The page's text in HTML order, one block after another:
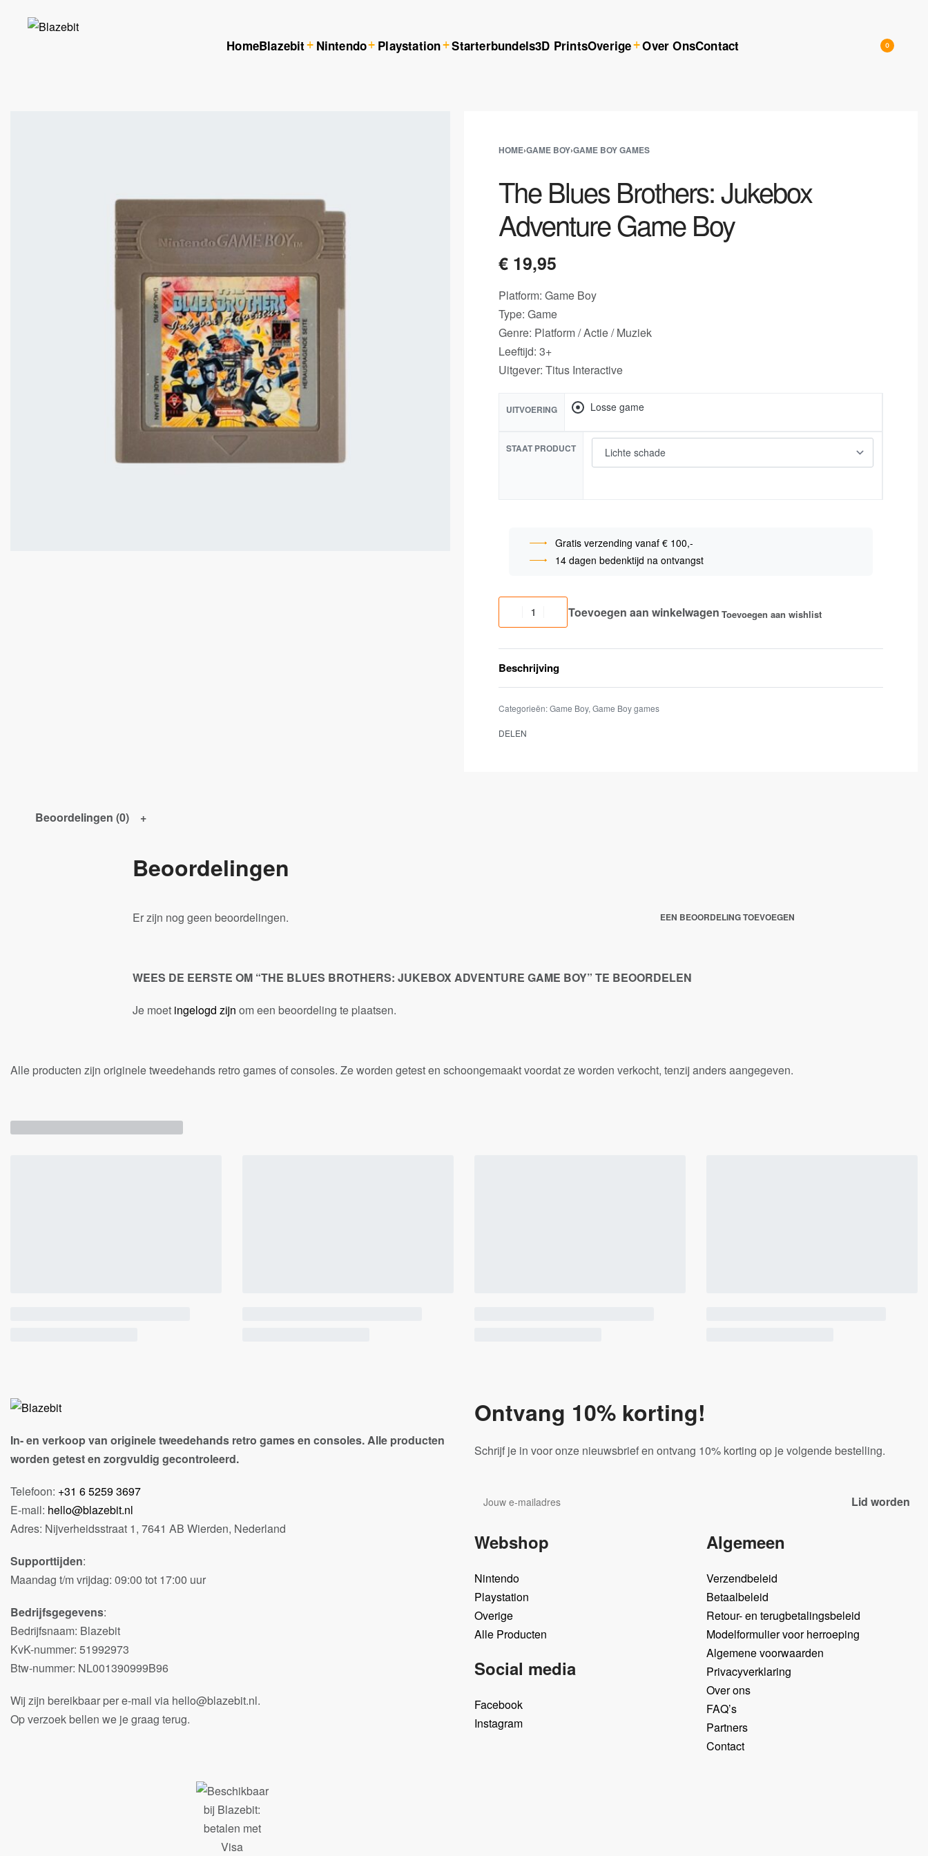
HomeBlazebit Nintendo Playstation Starterbundels3D PrintsOverige Over OnsContact 0
HOME›GAME BOY›GAME BOY GAMES
The Blues Brothers: Jukebox
Adventure Game Boy
€ 19,95
Platform: Game Boy
Type: Game
Genre: Platform / Actie / Muziek
Leeftijd: 3+
Uitgever: Titus Interactive
UITVOERING Losse game
STAAT PRODUCT
Gratis verzending vanaf € 100,-
14 dagen bedenktijd na ontvangst
Toevoegen aan winkelwagen Toevoegen aan wishlist
Beschrijving
Categorieën:Game Boy, Game Boy games
DELEN
Beoordelingen (0)
Beoordelingen
Er zijn nog geen beoordelingen. EEN BEOORDELING TOEVOEGEN
WEES DE EERSTE OM “THE BLUES BROTHERS: JUKEBOX ADVENTURE GAME BOY” TE BEOORDELEN
Je moet ingelogd zijn om een beoordeling te plaatsen.
Alle producten zijn originele tweedehands retro games of consoles. Ze worden getest en schoongemaakt voordat ze worden verkocht, tenzij anders aangegeven.
In- en verkoop van originele tweedehands retro games en consoles. Alle producten
worden getest en zorgvuldig gecontroleerd.
Telefoon: +31 6 5259 3697
E-mail: hello@blazebit.nl
Adres: Nijverheidsstraat 1, 7641 AB Wierden, Nederland
Supporttijden:
Maandag t/m vrijdag: 09:00 tot 17:00 uur
Bedrijfsgegevens:
Bedrijfsnaam: Blazebit
KvK-nummer: 51992973
Btw-nummer: NL001390999B96
Wij zijn bereikbaar per e-mail via hello@blazebit.nl.
Op verzoek bellen we je graag terug.
Ontvang 10% korting!
Schrijf je in voor onze nieuwsbrief en ontvang 10% korting op je volgende bestelling.
Webshop
Nintendo
Playstation
Overige
Alle Producten
Social media
Facebook
Instagram
Algemeen
Verzendbeleid
Betaalbeleid
Retour- en terugbetalingsbeleid
Modelformulier voor herroeping
Algemene voorwaarden
Privacyverklaring
Over ons
FAQ’s
Partners
Contact